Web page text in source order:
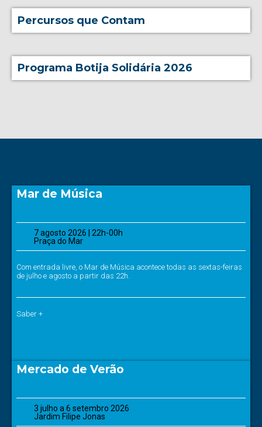
Percursos que Contam
Programa Botija Solidária 2026
Mar de Música
7 agosto 2026 | 22h-00h
Praça do Mar
Com entrada livre, o Mar de Música acontece todas as sextas-feiras
de julho e agosto a partir das 22h.
Saber +
Mercado de Verão
3 julho a 6 setembro 2026
Jardim Filipe Jonas